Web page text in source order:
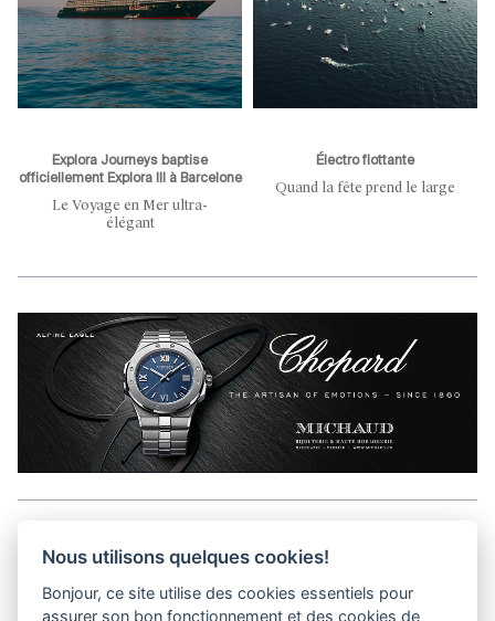
Explora Journeys baptise
officiellement Explora III à Barcelone
Le Voyage en Mer ultra-
élégant
Électro flottante
Quand la fête prend le large
Kits médias
Nous utilisons quelques cookies!
Bonjour, ce site utilise des cookies essentiels pour
assurer son bon fonctionnement et des cookies de